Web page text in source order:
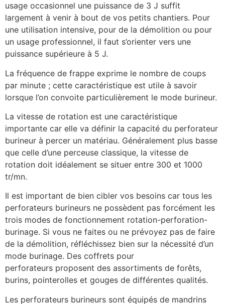
usage occasionnel une puissance de 3 J suffit
largement à venir à bout de vos petits chantiers. Pour
une utilisation intensive, pour de la démolition ou pour
un usage professionnel, il faut s’orienter vers une
puissance supérieure à 5 J.
La fréquence de frappe exprime le nombre de coups
par minute ; cette caractéristique est utile à savoir
lorsque l’on convoite particulièrement le mode burineur.
La vitesse de rotation est une caractéristique
importante car elle va définir la capacité du perforateur
burineur à percer un matériau. Généralement plus basse
que celle d’une perceuse classique, la vitesse de
rotation doit idéalement se situer entre 300 et 1000
tr/mn.
Il est important de bien cibler vos besoins car tous les
perforateurs burineurs ne possèdent pas forcément les
trois modes de fonctionnement rotation-perforation-
burinage. Si vous ne faites ou ne prévoyez pas de faire
de la démolition, réfléchissez bien sur la nécessité d’un
mode burinage. Des coffrets pour
perforateurs proposent des assortiments de forêts,
burins, pointerolles et gouges de différentes qualités.
Les perforateurs burineurs sont équipés de mandrins